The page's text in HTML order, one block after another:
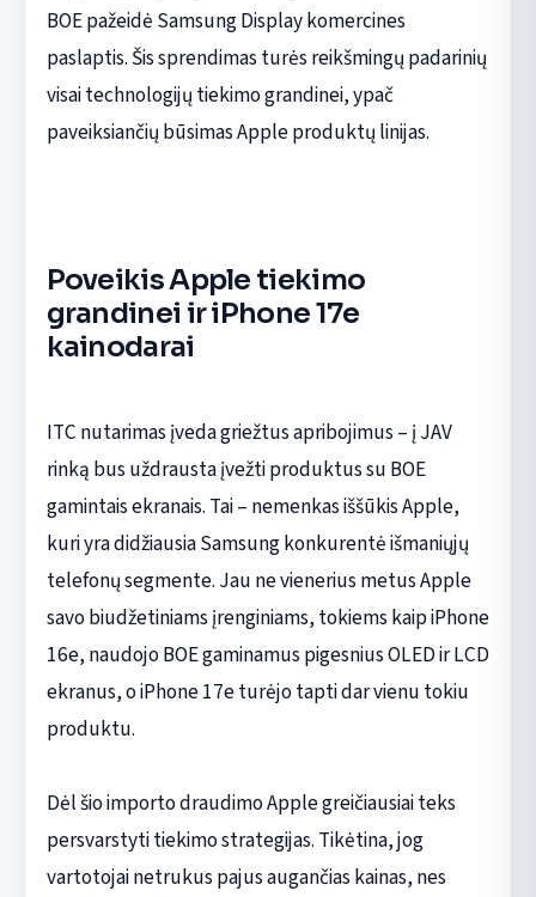
BOE pažeidė Samsung Display komercines
paslaptis. Šis sprendimas turės reikšmingų padarinių
visai technologijų tiekimo grandinei, ypač
paveiksiančių būsimas Apple produktų linijas.
Poveikis Apple tiekimo
grandinei ir iPhone 17e
kainodarai
ITC nutarimas įveda griežtus apribojimus – į JAV
rinką bus uždrausta įvežti produktus su BOE
gamintais ekranais. Tai – nemenkas iššūkis Apple,
kuri yra didžiausia Samsung konkurentė išmaniųjų
telefonų segmente. Jau ne vienerius metus Apple
savo biudžetiniams įrenginiams, tokiems kaip iPhone
16e, naudojo BOE gaminamus pigesnius OLED ir LCD
ekranus, o iPhone 17e turėjo tapti dar vienu tokiu
produktu.
Dėl šio importo draudimo Apple greičiausiai teks
persvarstyti tiekimo strategijas. Tikėtina, jog
vartotojai netrukus pajus augančias kainas, nes